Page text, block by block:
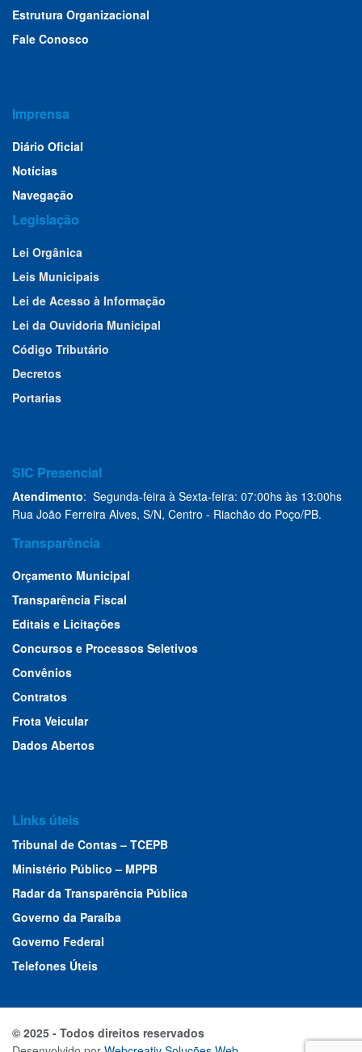
Estrutura Organizacional
Fale Conosco
Imprensa
Diário Oficial
Notícias
Navegação
Legislação
Lei Orgânica
Leis Municipais
Lei de Acesso à Informação
Lei da Ouvidoria Municipal
Código Tributário
Decretos
Portarias
SIC Presencial
Atendimento: Segunda-feira à Sexta-feira: 07:00hs às 13:00hs
Rua João Ferreira Alves, S/N, Centro - Riachão do Poço/PB.
Transparência
Orçamento Municipal
Transparência Fiscal
Editais e Licitações
Concursos e Processos Seletivos
Convênios
Contratos
Frota Veicular
Dados Abertos
Links úteis
Tribunal de Contas – TCEPB
Ministério Público – MPPB
Radar da Transparência Pública
Governo da Paraíba
Governo Federal
Telefones Úteis
© 2025 - Todos direitos reservados